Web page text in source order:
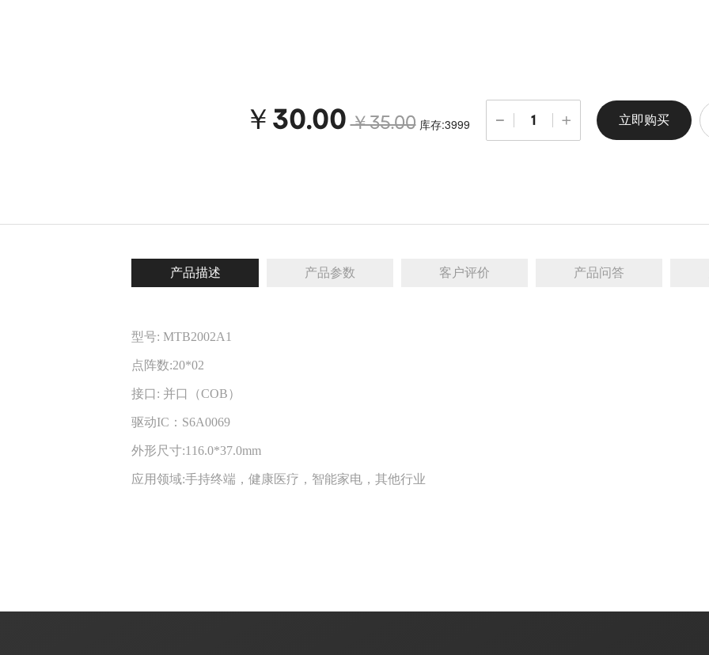
￥30.00 ￥35.00 库存:3999 立即购买
产品描述 产品参数 客户评价 产品问答
型号: MTB2002A1
点阵数:20*02
接口: 并口（COB）
驱动IC：S6A0069
外形尺寸:116.0*37.0mm
应用领域:手持终端，健康医疗，智能家电，其他行业